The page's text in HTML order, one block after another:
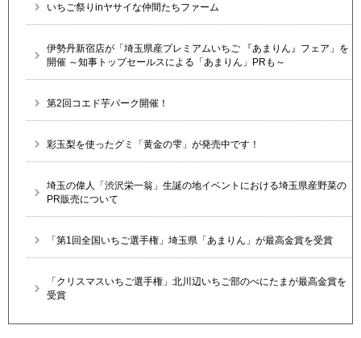
いちご祭りinヤサイな仲間たちファーム
伊勢丹新宿店が「埼玉県産プレミアムいちご 『あまりん』フェア」を
開催 ～知事トップセールスによる「あまりん」PRも～
第2回コエド芋パーク開催！
彩玉梨を使ったグミ「黄金の雫」が発売中です！
埼玉の偉人「渋沢栄一翁」生誕の地イベントにおける埼玉県産野菜の
PR販売について
「第1回全国いちご選手権」埼玉県「あまりん」が最高金賞を受賞
「クリスマスいちご選手権」北川辺いちご部のべにたまが最高金賞を
受賞